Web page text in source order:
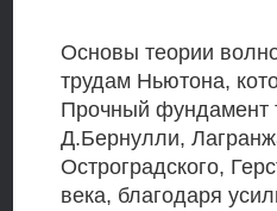
Основы теории
трудам Ньютона,
Прочный фундамент
Д.Бернулли,
Остроградского,
века, благодаря